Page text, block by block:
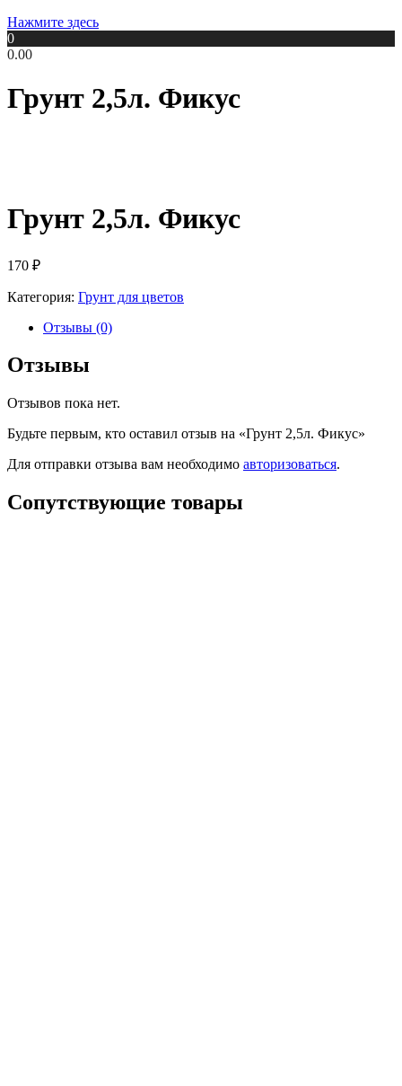
Нажмите здесь
0
0.00
Грунт 2,5л. Фикус
Грунт 2,5л. Фикус
170 ₽
Категория: Грунт для цветов
Отзывы (0)
Отзывы
Отзывов пока нет.
Будьте первым, кто оставил отзыв на «Грунт 2,5л. Фикус»
Для отправки отзыва вам необходимо авторизоваться.
Сопутствующие товары